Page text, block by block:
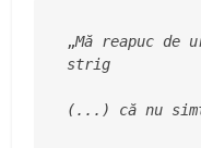
„Mă reapuc de
strig
(...) că nu